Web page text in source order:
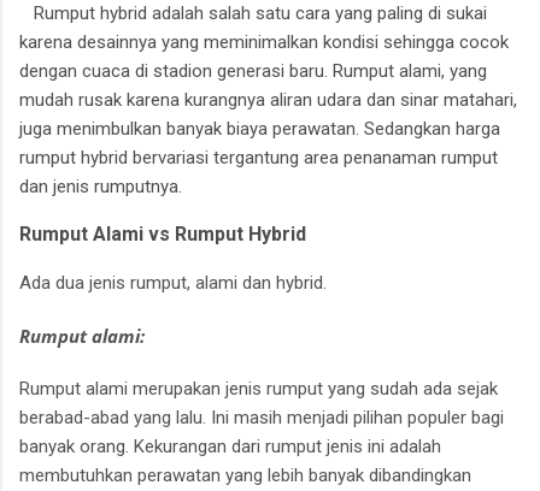
Rumput hybrid adalah salah satu cara yang paling di sukai
karena desainnya yang meminimalkan kondisi sehingga cocok
dengan cuaca di stadion generasi baru. Rumput alami, yang
mudah rusak karena kurangnya aliran udara dan sinar matahari,
juga menimbulkan banyak biaya perawatan. Sedangkan harga
rumput hybrid bervariasi tergantung area penanaman rumput
dan jenis rumputnya.
Rumput Alami vs Rumput Hybrid
Ada dua jenis rumput, alami dan hybrid.
Rumput alami:
Rumput alami merupakan jenis rumput yang sudah ada sejak
berabad-abad yang lalu. Ini masih menjadi pilihan populer bagi
banyak orang. Kekurangan dari rumput jenis ini adalah
membutuhkan perawatan yang lebih banyak dibandingkan